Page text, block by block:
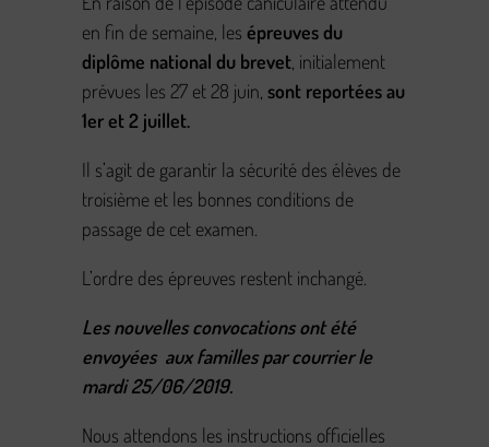
en fin de semaine, les épreuves du
diplôme national du brevet , initialement
prévues les 27 et 28 juin, sont reportées au
1er et 2 juillet.
Il s’agit de garantir la sécurité des élèves de
troisième et les bonnes conditions de
passage de cet examen.
L’ordre des épreuves restent inchangé.
Les nouvelles convocations ont été
envoyées aux familles par courrier le
mardi 25/06/2019.
Nous attendons les instructions officielles